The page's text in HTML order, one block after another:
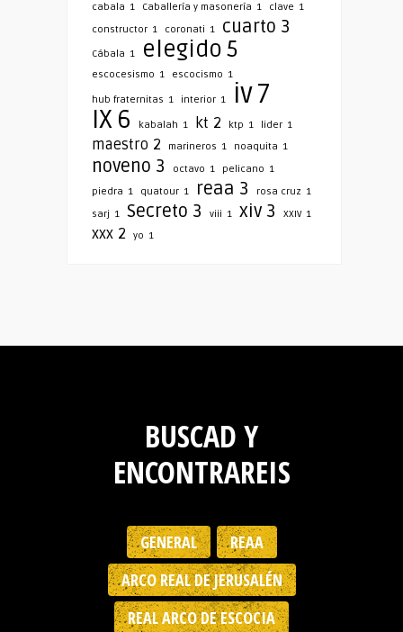
cabala 1 Caballería y masonería 1 clave 1
constructor 1 coronati 1 cuarto 3
Cábala 1 elegido5
escocesismo 1 escocismo 1
hub fraternitas 1 interior 1 iv7
IX 6 kabalah 1 kt 2 ktp 1 lider 1
maestro 2 marineros 1 noaquita 1
noveno 3 octavo 1 pelicano 1
piedra 1 quatour 1 reaa 3 rosa cruz 1
sarj 1 Secreto 3 viii 1 xiv 3 XXIV 1
xxx 2 yo 1
BUSCAD Y
ENCONTRAREIS
GENERAL
REAA
ARCO REAL DE JERUSALÉN
REAL ARCO DE ESCOCIA